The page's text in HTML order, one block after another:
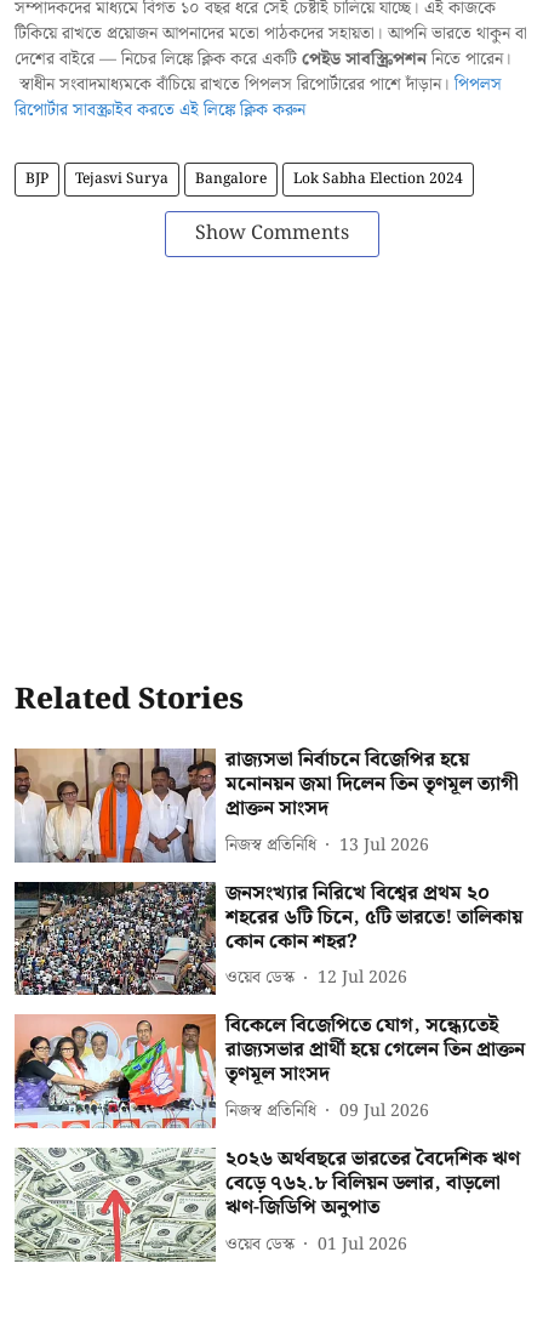
সম্পাদকদের মাধ্যমে বিগত ১০ বছর ধরে সেই চেষ্টাই চালিয়ে যাচ্ছে। এই কাজকে
টিকিয়ে রাখতে প্রয়োজন আপনাদের মতো পাঠকদের সহায়তা। আপনি ভারতে থাকুন বা
দেশের বাইরে — নিচের লিঙ্কে ক্লিক করে একটিপেইড সাবস্ক্রিপশননিতে পারেন।
স্বাধীন সংবাদমাধ্যমকে বাঁচিয়ে রাখতে পিপলস রিপোর্টারের পাশে দাঁড়ান।পিপলস
রিপোর্টার সাবস্ক্রাইব করতে এই লিঙ্কে ক্লিক করুন
BJP Tejasvi Surya Bangalore Lok Sabha Election 2024
Show Comments
Related Stories
রাজ্যসভা নির্বাচনে বিজেপির হয়ে
মনোনয়ন জমা দিলেন তিন তৃণমূল ত্যাগী
প্রাক্তন সাংসদ
নিজস্ব প্রতিনিধি 13 Jul 2026
জনসংখ্যার নিরিখে বিশ্বের প্রথম ২০
শহরের ৬টি চিনে, ৫টি ভারতে! তালিকায়
কোন কোন শহর?
ওয়েব ডেস্ক 12 Jul 2026
বিকেলে বিজেপিতে যোগ, সন্ধ্যেতেই
রাজ্যসভার প্রার্থী হয়ে গেলেন তিন প্রাক্তন
তৃণমূল সাংসদ
নিজস্ব প্রতিনিধি 09 Jul 2026
২০২৬ অর্থবছরে ভারতের বৈদেশিক ঋণ
বেড়ে ৭৬২.৮ বিলিয়ন ডলার, বাড়লো
ঋণ-জিডিপি অনুপাত
ওয়েব ডেস্ক 01 Jul 2026